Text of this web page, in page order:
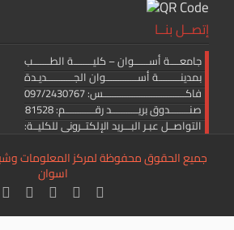
إتصــل بنــا
جامعــــة أســــــوان – كليــــــــة الطـــــــب
بمدينـــــــــة أســـــــــــــوان الجـــــــــــديـدة
فاكــــــــــــــــــــــــــــــــــس: 097/2430767
صنــــــــدوق بريـــــــــــد رقــــــــــــم: 81528
التواصــل عبـر البـــريد الإلكتــرونى للكليــة:
جميع الحقوق محفوظة لمركز المعلومات
اسوان